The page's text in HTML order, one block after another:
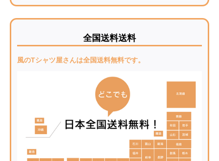
全国送料送料
風のTシャツ屋さんは全国送料無料です。